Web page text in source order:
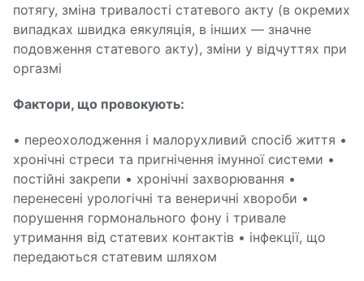
потягу, зміна тривалості статевого акту (в окремих
випадках швидка еякуляція, в інших — значне
подовження статевого акту), зміни у відчуттях при
оргазмі
Фактори, що провокують:
• переохолодження і малорухливий спосіб життя •
хронічні стреси та пригнічення імунної системи •
постійні закрепи • хронічні захворювання •
перенесені урологічні та венеричні хвороби •
порушення гормонального фону і тривале
утримання від статевих контактів • інфекції, що
передаються статевим шляхом